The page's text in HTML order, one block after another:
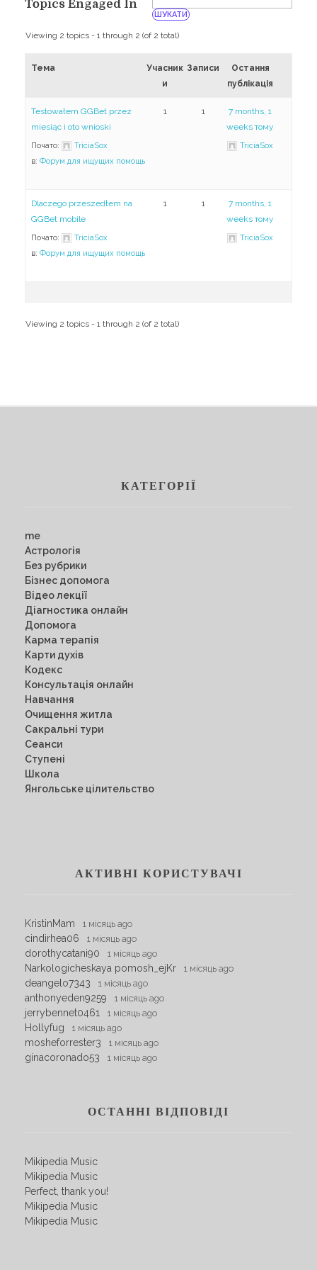
Навчання
Карти Духів
Topics Engaged In
Viewing 2 topics - 1 through 2 (of 2 total)
Тема
Учасник
и
Записи
Остання
публікація
Testowałem GGBet przez
miesiąc i oto wnioski
Почато:
TriciaSox
в: Форум для ищущих помощь
1 1
7 months, 1
weeks тому
TriciaSox
Dlaczego przeszedłem na
GGBet mobile
Почато:
TriciaSox
в: Форум для ищущих помощь
1 1
7 months, 1
weeks тому
TriciaSox
Viewing 2 topics - 1 through 2 (of 2 total)
КАТЕГОРІЇ
me
Астрологія
Без рубрики
Бізнес допомога
Відео лекції
Діагностика онлайн
Допомога
Карма терапія
Карти духів
Кодекс
Консультація онлайн
Навчання
Очищення житла
Сакральні тури
Сеанси
Ступені
Школа
Янгольське цілительство
АКТИВНІ КОРИСТУВАЧІ
KristinMam 1 місяць ago
cindirhea06 1 місяць ago
dorothycatani90 1 місяць ago
Narkologicheskaya pomosh_ejKr 1 місяць ago
deangelo7343 1 місяць ago
anthonyeden9259 1 місяць ago
jerrybennet0461 1 місяць ago
Hollyfug 1 місяць ago
mosheforrester3 1 місяць ago
ginacoronado53 1 місяць ago
ОСТАННІ ВІДПОВІДІ
Mikipedia Music
Mikipedia Music
Perfect, thank you!
Mikipedia Music
Mikipedia Music